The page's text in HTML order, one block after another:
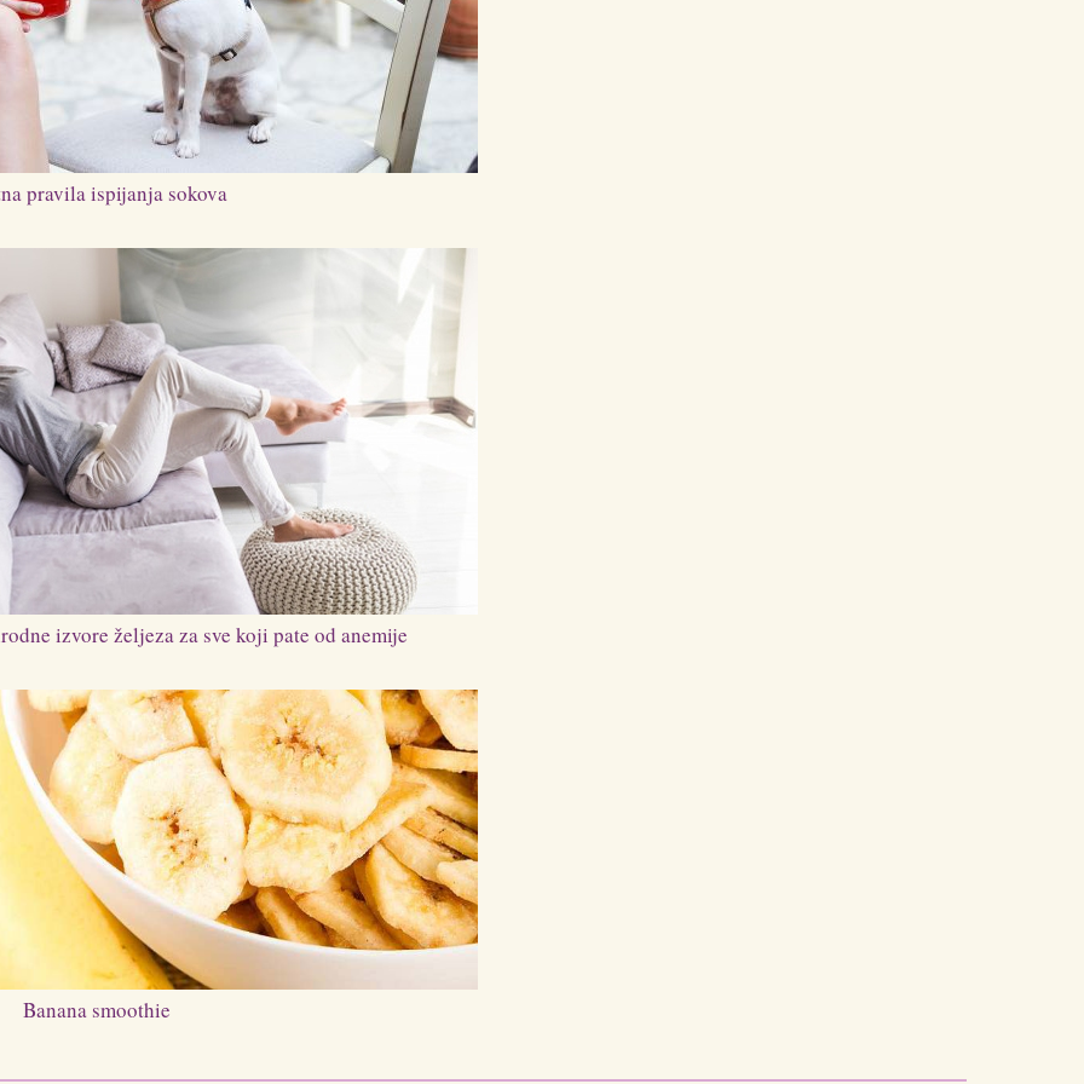
pravila ispijanja sokova
izvore željeza za sve koji pate od anemije
Banana smoothie